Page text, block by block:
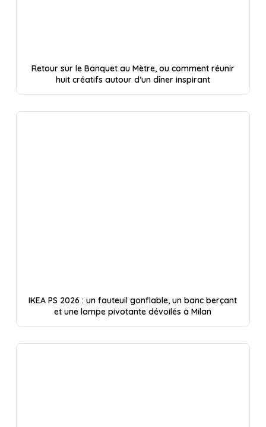
Retour sur le Banquet au Mètre, ou comment réunir
huit créatifs autour d’un dîner inspirant
IKEA PS 2026 : un fauteuil gonflable, un banc berçant
et une lampe pivotante dévoilés à Milan